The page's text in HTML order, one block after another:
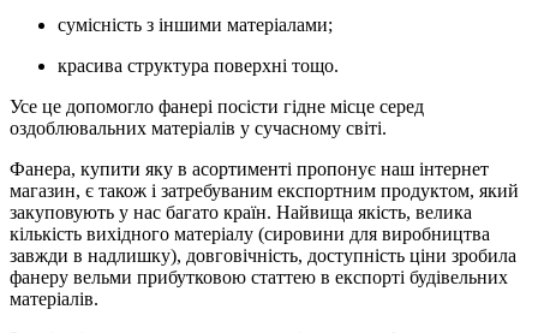
сумісність з іншими матеріалами;
красива структура поверхні тощо.
Усе це допомогло фанері посісти гідне місце серед
оздоблювальних матеріалів у сучасному світі.
Фанера, купити яку в асортименті пропонує наш інтернет
магазин, є також і затребуваним експортним продуктом, який
закуповують у нас багато країн. Найвища якість, велика
кількість вихідного матеріалу (сировини для виробництва
завжди в надлишку), довговічність, доступність ціни зробила
фанеру вельми прибутковою статтею в експорті будівельних
матеріалів.